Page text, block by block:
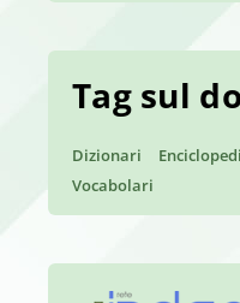
Tag sul
Dizionari
Vocabolari